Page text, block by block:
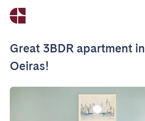
Great 3BDR apartment in
Oeiras!